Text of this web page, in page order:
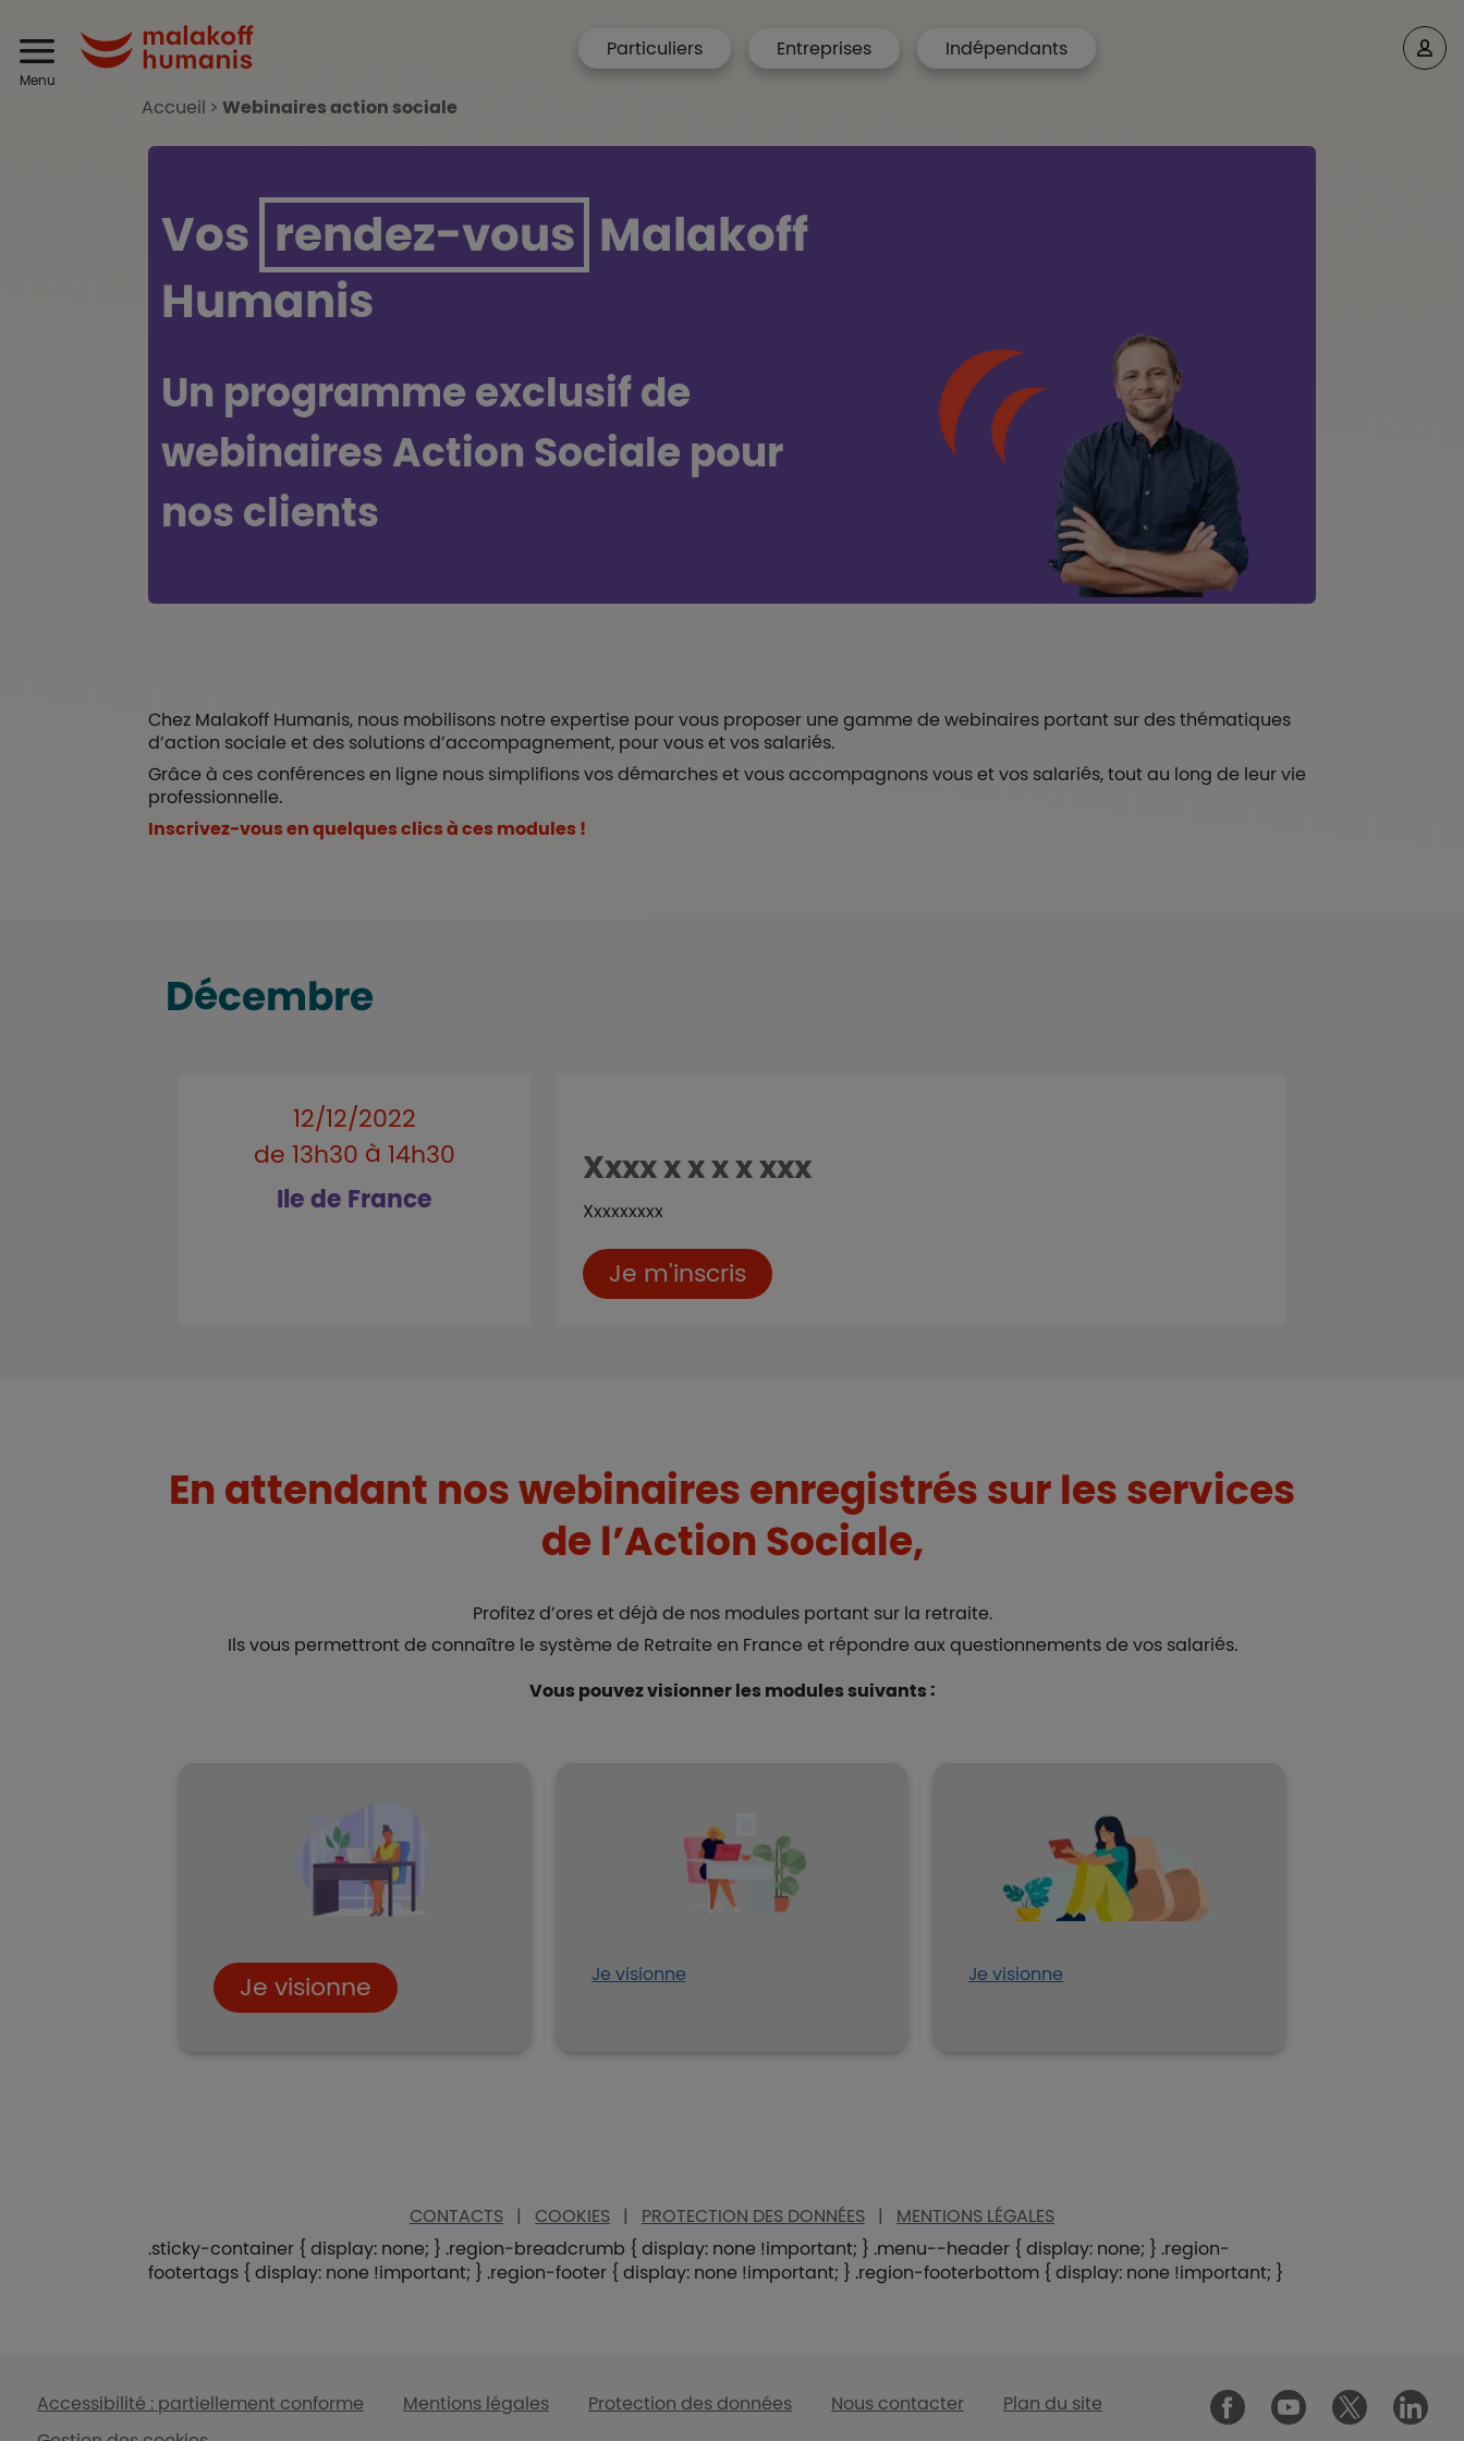
Header
Menu Malakoff Humanis Accueil
menu hp
Particuliers Entreprises Indépendants
Accueil Webinaires action sociale
Vos rendez-vous Malakoff
Humanis
Un programme exclusif de
webinaires Action Sociale pour
nos clients
Chez Malakoff Humanis, nous mobilisons notre expertise pour vous proposer une gamme de webinaires portant sur des thématiques
d’action sociale et des solutions d’accompagnement, pour vous et vos salariés.
Grâce à ces conférences en ligne nous simplifions vos démarches et vous accompagnons vous et vos salariés, tout au long de leur vie
professionnelle.
Inscrivez-vous en quelques clics à ces modules !
Décembre
12/12/2022
de 13h30 à 14h30
Ile de France
Xxxx x x x x xxx
Xxxxxxxxx
Je m'inscris
En attendant nos webinaires enregistrés sur les services
de l’Action Sociale,
Profitez d’ores et déjà de nos modules portant sur la retraite.
Ils vous permettront de connaître le système de Retraite en France et répondre aux questionnements de vos salariés.
Vous pouvez visionner les modules suivants :
Je visionne Je visionne Je visionne
CONTACTS | COOKIES | PROTECTION DES DONNÉES |
MENTIONS LÉGALES
.sticky-container { display: none; } .region-breadcrumb { display: none !important; } .menu--header { display: none; } .region-
footertags { display: none !important; } .region-footer { display: none !important; } .region-footerbottom { display: none !important; }
Liens en bas de page
Accessibilité : partiellement conforme Mentions légales Protection des données Nous contacter
Plan du site
Malakoff